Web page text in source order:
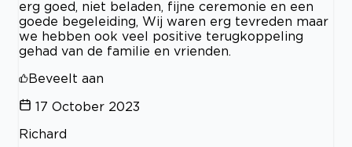
erg goed, niet beladen, fijne ceremonie en een
goede begeleiding, Wij waren erg tevreden maar
we hebben ook veel positive terugkoppeling
gehad van de familie en vrienden.
Beveelt aan
17 October 2023
Richard